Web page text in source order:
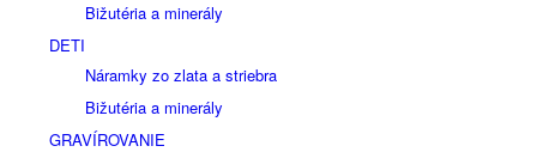
Bižutéria a minerály
DETI
Náramky zo zlata a striebra
Bižutéria a minerály
GRAVÍROVANIE